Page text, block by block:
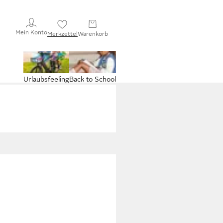
Mein KontoMerkzettelWarenkorb
Back to School
Urlaubsfeeling